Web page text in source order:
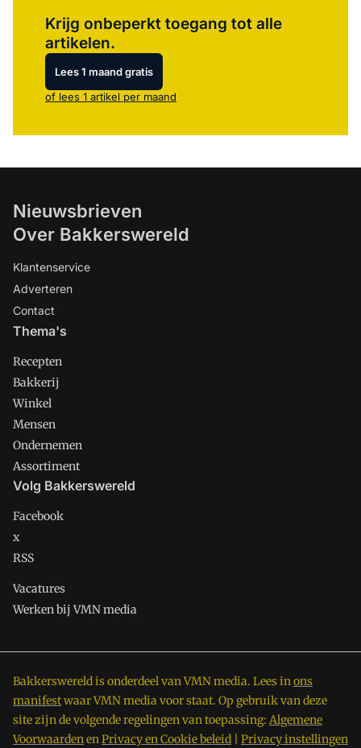
Krijg onbeperkt toegang tot alle
artikelen.
Lees 1 maand gratis
of lees 1 artikel per maand
Nieuwsbrieven
Over Bakkerswereld
Klantenservice
Adverteren
Contact
Thema's
Recepten
Bakkerij
Winkel
Mensen
Ondernemen
Assortiment
Volg Bakkerswereld
Facebook
x
RSS
Vacatures
Werken bij VMN media
Bakkerswereld is onderdeel van VMN media. Lees inons
manifestwaar VMN media voor staat. Op gebruik van deze
site zijn de volgende regelingen van toepassing: Algemene
VoorwaardenenPrivacy en Cookie beleid Privacy instellingen